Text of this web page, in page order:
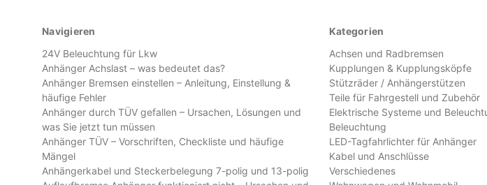
Navigieren
24V Beleuchtung für Lkw
Anhänger Achslast – was bedeutet das?
Anhänger Bremsen einstellen – Anleitung, Einstellung &
häufige Fehler
Anhänger durch TÜV gefallen – Ursachen, Lösungen und
was Sie jetzt tun müssen
Anhänger TÜV – Vorschriften, Checkliste und häufige
Mängel
Anhängerkabel und Steckerbelegung 7-polig und 13-polig
Kategorien
Achsen und Radbremsen
Kupplungen & Kupplungsköpfe
Stützräder / Anhängerstützen
Teile für Fahrgestell und Zubehör
Elektrische Systeme und
Beleuchtung
LED-Tagfahrlichter für Anhänger
Kabel und Anschlüsse
Verschiedenes